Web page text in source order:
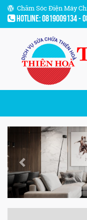
Chăm Sóc Điện Máy
Hotline: 0819009134 -
Previous